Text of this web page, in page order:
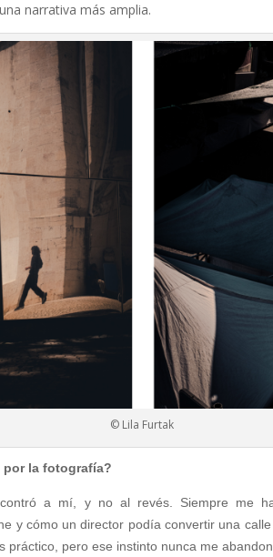
narrativa más amplia.
© Lila Furtak
la fotografía?
a mí, y no al revés. Siempre me
y cómo un director podía convertir una
práctico, pero ese instinto nunca me